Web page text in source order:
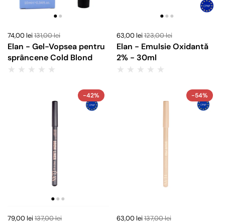
74,00 lei131,00 lei
Elan - Gel-Vopsea pentru
sprâncene Cold Blond
63,00 lei123,00 lei
Elan - Emulsie Oxidantă
2% - 30ml
79,00 lei137,00 lei
-42%
63,00 lei137,00 lei
-54%